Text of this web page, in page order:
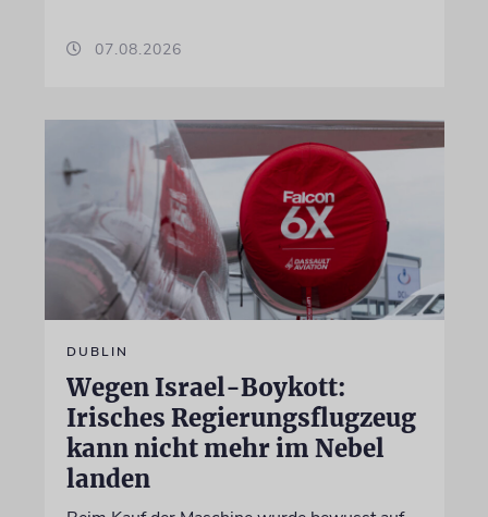
07.08.2026
DUBLIN
Wegen Israel-Boykott:
Irisches Regierungsflugzeug
kann nicht mehr im Nebel
landen